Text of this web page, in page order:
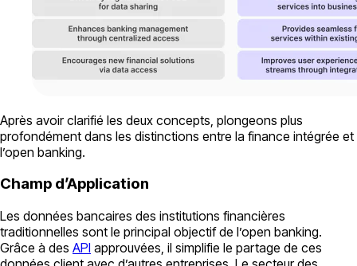
Après avoir clarifié les deux concepts, plongeons plus
profondément dans les distinctions entre la finance intégrée et
l’open banking.
Champ d’Application
Les données bancaires des institutions financières
traditionnelles sont le principal objectif de l’open banking.
Grâce à des API approuvées, il simplifie le partage de ces